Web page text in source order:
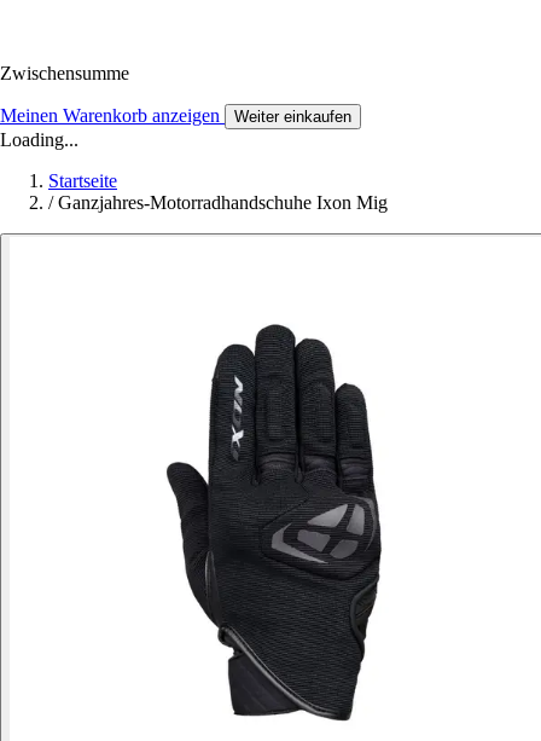
Zwischensumme
Meinen Warenkorb anzeigen Weiter einkaufen
Loading...
Startseite
/ Ganzjahres-Motorradhandschuhe Ixon Mig